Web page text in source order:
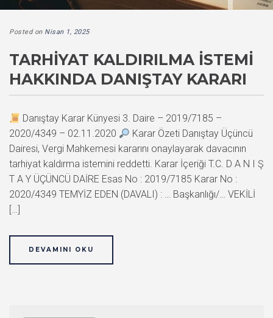
Posted on Nisan 1, 2025
TARHIYAT KALDIRILMA İSTEMI
HAKKINDA DANIŞTAY KARARI
Danıştay Karar Künyesi 3. Daire – 2019/7185 –
2020/4349 – 02.11.2020
Karar Özeti Danıştay Üçüncü
Dairesi, Vergi Mahkemesi kararını onaylayarak davacının
tarhiyat kaldırma istemini reddetti. Karar İçeriği T.C. D A N I Ş
T A Y ÜÇÜNCÜ DAİRE Esas No : 2019/7185 Karar No :
2020/4349 TEMYİZ EDEN (DAVALI) : … Başkanlığı/… VEKİLİ
[…]
DEVAMINI OKU